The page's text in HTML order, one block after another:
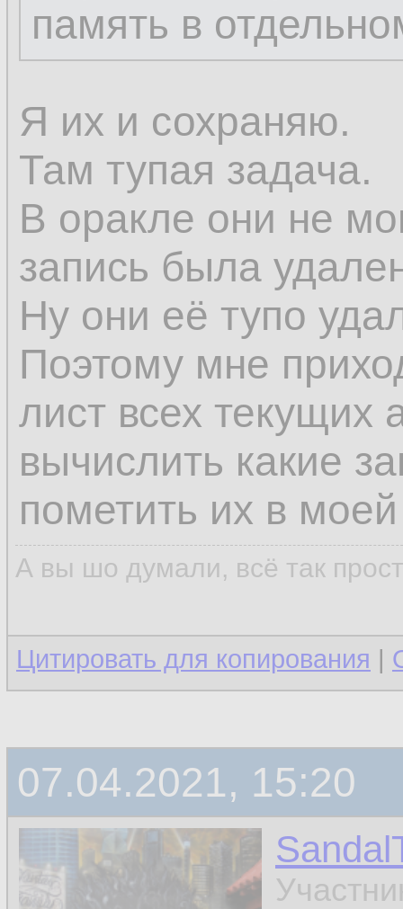
память в
Я их и сохраняю.
Там тупая задача.
В оракле они не
запись была
Ну они её тупо
Поэтому мне
лист всех текущих
вычислить какие
пометить их в
А вы шо думали, всё так
Цитировать для копирования |
07.04.2021, 15:20